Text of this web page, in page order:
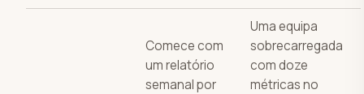
Comece com
um relatório
semanal por
Uma equipa
sobrecarregada
com doze
métricas no